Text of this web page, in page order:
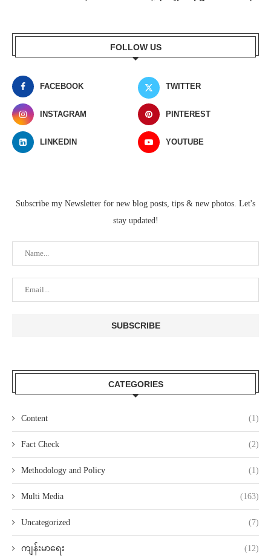
FOLLOW US
FACEBOOK TWITTER
INSTAGRAM PINTEREST
LINKEDIN YOUTUBE
Subscribe my Newsletter for new blog posts, tips & new photos. Let's
stay updated!
CATEGORIES
Content (1)
Fact Check (2)
Methodology and Policy (1)
Multi Media (163)
Uncategorized (7)
ကျန်းမာရေး (12)